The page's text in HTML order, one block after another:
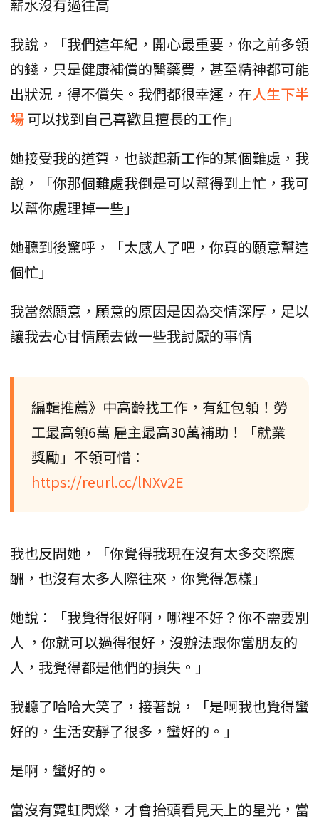
薪水沒有過往高
我說，「我們這年紀，開心最重要，你之前多領
的錢，只是健康補償的醫藥費，甚至精神都可能
出狀況，得不償失。我們都很幸運，在人生下半
場可以找到自己喜歡且擅長的工作」
她接受我的道賀，也談起新工作的某個難處，我
說，「你那個難處我倒是可以幫得到上忙，我可
以幫你處理掉一些」
她聽到後驚呼，「太感人了吧，你真的願意幫這
個忙」
我當然願意，願意的原因是因為交情深厚，足以
讓我去心甘情願去做一些我討厭的事情
編輯推薦》中高齡找工作，有紅包領！勞
工最高領6萬 雇主最高30萬補助！「就業
獎勵」不領可惜：
https://reurl.cc/lNXv2E
我也反問她，「你覺得我現在沒有太多交際應
酬，也沒有太多人際往來，你覺得怎樣」
她說：「我覺得很好啊，哪裡不好？你不需要別
人 ，你就可以過得很好，沒辦法跟你當朋友的
人，我覺得都是他們的損失。」
我聽了哈哈大笑了，接著說，「是啊我也覺得蠻
好的，生活安靜了很多，蠻好的。」
是啊，蠻好的。
當沒有霓虹閃爍，才會抬頭看見天上的星光，當